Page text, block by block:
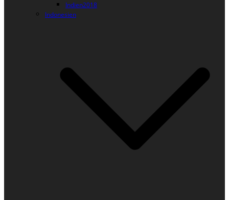
Indien2018
Indonesien